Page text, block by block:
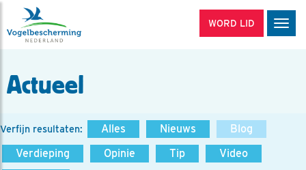
WORD LID
Actueel
Verfijn resultaten: Alles Nieuws
Blog
Verdieping
Opinie Tip
Video